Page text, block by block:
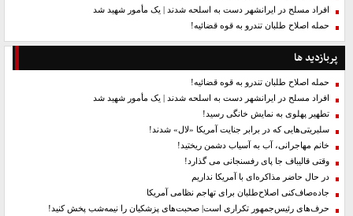
افراد مسلح در ایرانشهر دست به اسلحه شدند | یک مأمور شهید شد
حمله اصلاح طلبان تندرو به قوه قضائیه!
پربازدید ها
حمله اصلاح طلبان تندرو به قوه قضائیه!
افراد مسلح در ایرانشهر دست به اسلحه شدند | یک مأمور شهید شد
تطهیر پهلوی به نمایش خانگی رسید!
سلبریتی‌هایی که در برابر جنایت آمریکا «لال» شدند!
خانم مهاجرانی، آب به آسیاب دشمن ریختید!
وقتی قالیباف جا پای رفسنجانی می گذارد!
در حال حاضر مذاکره‌ای با آمریکا نداریم
جاده‌صاف‌کنی اصلاح‌طلبان برای تهاجم نظامی آمریکا
حرف‌های رئیس‌جمهور تکراری است| صحبت‌های پزشکیان را نیمه‌شب پخش کنید!